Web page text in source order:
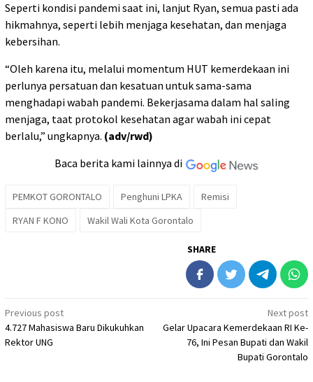
Seperti kondisi pandemi saat ini, lanjut Ryan, semua pasti ada
hikmahnya, seperti lebih menjaga kesehatan, dan menjaga
kebersihan.
“Oleh karena itu, melalui momentum HUT kemerdekaan ini
perlunya persatuan dan kesatuan untuk sama-sama
menghadapi wabah pandemi. Bekerjasama dalam hal saling
menjaga, taat protokol kesehatan agar wabah ini cepat
berlalu,” ungkapnya. (adv/rwd)
Baca berita kami lainnya di
PEMKOT GORONTALO Penghuni LPKA
Remisi
RYAN F KONO
Wakil Wali Kota Gorontalo
SHARE
Post
navigation
Previous post
4.727 Mahasiswa Baru Dikukuhkan
Rektor UNG
Next post
Gelar Upacara Kemerdekaan RI Ke-
76, Ini Pesan Bupati dan Wakil
Bupati Gorontalo